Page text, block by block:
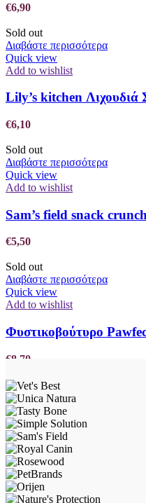
€6,90
Sold out
Διαβάστε περισσότερα
Quick view
Add to wishlist
Lily’s kitchen
€6,10
Sold out
Διαβάστε περισσότερα
Quick view
Add to wishlist
Sam’s field snack
€5,50
Sold out
Διαβάστε περισσότερα
Quick view
Add to wishlist
Φυστικοβούτυρο
€8,70